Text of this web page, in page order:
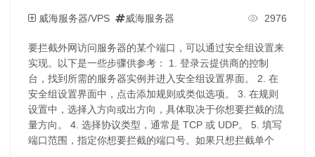
威海服务器/VPS 威海服务器 2976
要拦截外网访问服务器的某个端口，可以通过安全组设置来
实现。以下是一些步骤供参考： 1. 登录云提供商的控制
台，找到所需的服务器实例并进入安全组设置界面。 2. 在
安全组设置界面中，点击添加规则或类似选项。 3. 在规则
设置中，选择入方向或出方向，具体取决于你想要拦截的流
量方向。 4. 选择协议类型，通常是 TCP 或 UDP。 5. 填写
端口范围，指定你想要拦截的端口号。如果只想拦截单个